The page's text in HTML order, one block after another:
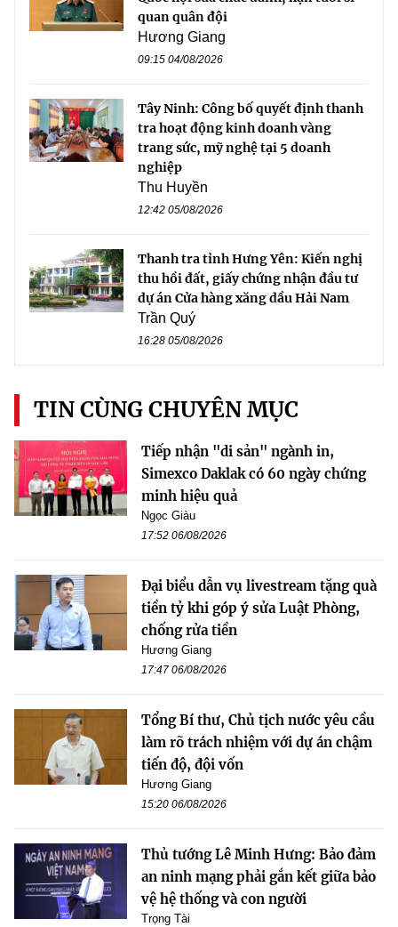
quan quân đội
Hương Giang
09:15 04/08/2026
Tây Ninh: Công bố quyết định thanh
tra hoạt động kinh doanh vàng
trang sức, mỹ nghệ tại 5 doanh
nghiệp
Thu Huyền
12:42 05/08/2026
Thanh tra tỉnh Hưng Yên: Kiến nghị
thu hồi đất, giấy chứng nhận đầu tư
dự án Cửa hàng xăng dầu Hải Nam
Trần Quý
16:28 05/08/2026
TIN CÙNG CHUYÊN MỤC
Tiếp nhận "di sản" ngành in,
Simexco Daklak có 60 ngày chứng
minh hiệu quả
Ngọc Giàu
17:52 06/08/2026
Đại biểu dẫn vụ livestream tặng quà
tiền tỷ khi góp ý sửa Luật Phòng,
chống rửa tiền
Hương Giang
17:47 06/08/2026
Tổng Bí thư, Chủ tịch nước yêu cầu
làm rõ trách nhiệm với dự án chậm
tiến độ, đội vốn
Hương Giang
15:20 06/08/2026
Thủ tướng Lê Minh Hưng: Bảo đảm
an ninh mạng phải gắn kết giữa bảo
vệ hệ thống và con người
Trọng Tài